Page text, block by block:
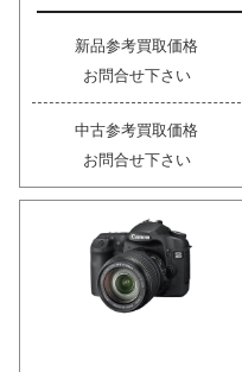
新品参考買取価格
お問合せ下さい
中古参考買取価格
お問合せ下さい